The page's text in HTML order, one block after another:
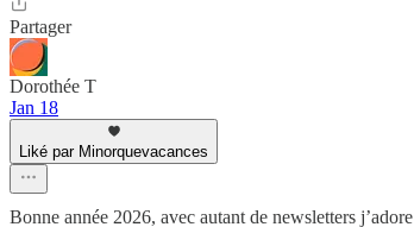
Partager
Dorothée T
Jan 18
Liké par Minorquevacances
Bonne année 2026, avec autant de newsletters j’adore